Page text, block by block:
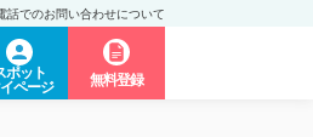
話でのお問い合わせについて
ポット
ページ
無料登録